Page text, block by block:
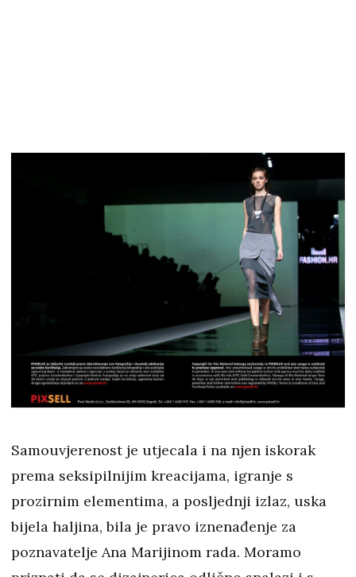
Samouvjerenost je utjecala i na njen iskorak
prema seksipilnijim kreacijama, igranje s
prozirnim elementima, a posljednji izlaz, uska
bijela haljina, bila je pravo iznenađenje za
poznavatelje Ana Marijinom rada. Moramo